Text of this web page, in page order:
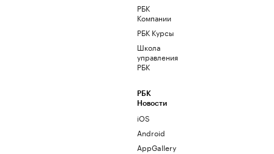
РБК
Компании
РБК Курсы
Школа
управления
РБК
РБК
Новости
iOS
Android
AppGallery